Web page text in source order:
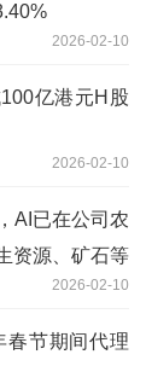
2026-02-10
亿港元H股
2026-02-10
AI已在公司农
资源、矿石等
2026-02-10
春节期间代理